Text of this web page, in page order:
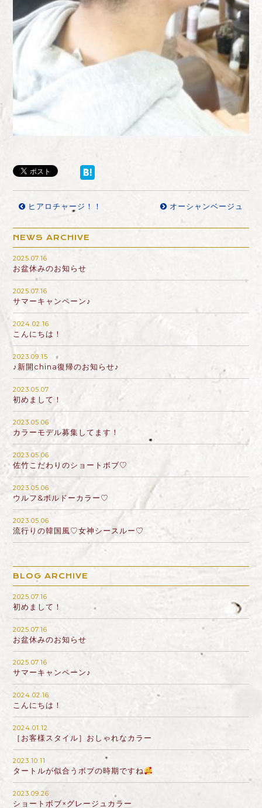
ヒアロチャージ！！ オーシャンベージュ
NEWS ARCHIVE
2025.07.16
お盆休みのお知らせ
2025.07.16
サマーキャンペーン♪
2024.02.16
こんにちは！
2023.09.15
♪新開china復帰のお知らせ♪
2023.05.07
初めまして！
2023.05.06
カラーモデル募集してます！
2023.05.06
佐竹こだわりのショートボブ♡
2023.05.06
ウルフ&ボルドーカラー♡
2023.05.06
流行りの韓国風♡女神シースルー♡
BLOG ARCHIVE
2025.07.16
初めまして！
2025.07.16
お盆休みのお知らせ
2025.07.16
サマーキャンペーン♪
2024.02.16
こんにちは！
2024.01.12
［お客様スタイル］おしゃれなカラー
2023.10.11
タートルが似合うボブの時期ですね
2023.09.26
ショートボブ×グレージュカラー